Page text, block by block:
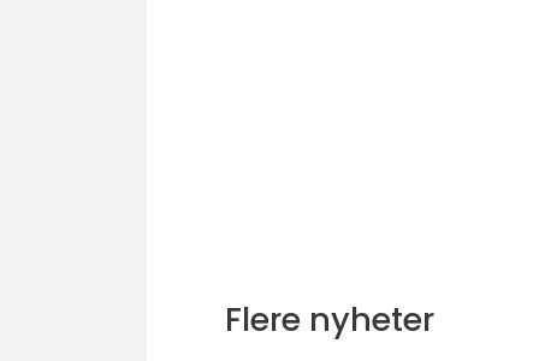
Flere nyheter